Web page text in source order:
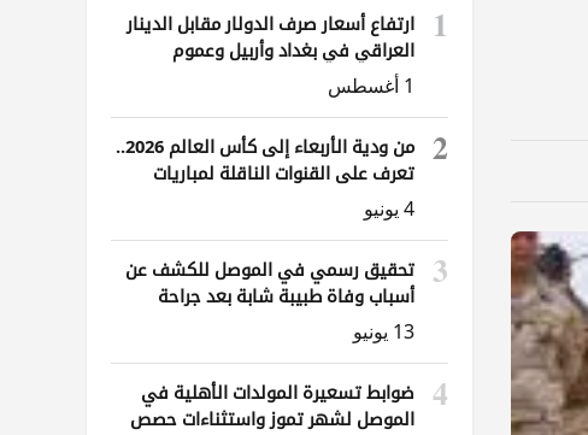
1
ارتفاع أسعار صرف الدولار مقابل الدينار
العراقي في بغداد وأربيل وعموم
المحافظات
1 أغسطس
2
من ودية الأربعاء إلى كأس العالم 2026..
تعرف على القنوات الناقلة لمباريات
العراق
4 يونيو
3
تحقيق رسمي في الموصل للكشف عن
أسباب وفاة طبيبة شابة بعد جراحة
ناظورية
13 يونيو
4
ضوابط تسعيرة المولدات الأهلية في
الموصل لشهر تموز واستثناءات حصص